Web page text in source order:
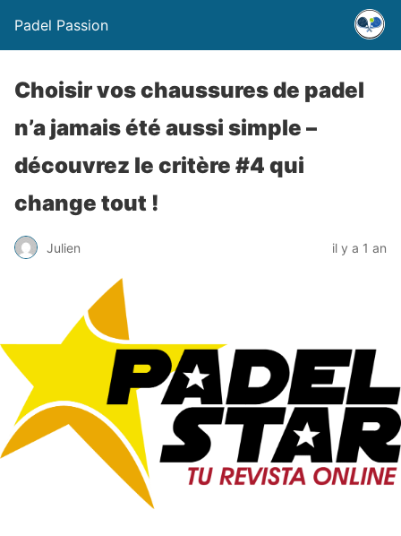
Padel Passion
Choisir vos chaussures de padel
n’a jamais été aussi simple –
découvrez le critère #4 qui
change tout !
Julien il y a 1 an